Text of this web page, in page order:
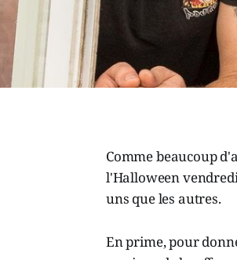
Comme beaucoup
l'Halloween
uns que les autres.
En prime, pour